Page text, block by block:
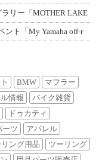
リー「MOTHER LAKE
ント「My Yamaha off-r
BMW
マフラー
情報
バイク雑貨
ドゥカティ
ーツ
アパレル
ング用品
ツーリング